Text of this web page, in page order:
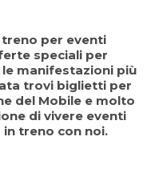
per eventi
speciali per
manifestazioni più
trovi biglietti per
del Mobile e molto
di vivere eventi
in treno con noi.